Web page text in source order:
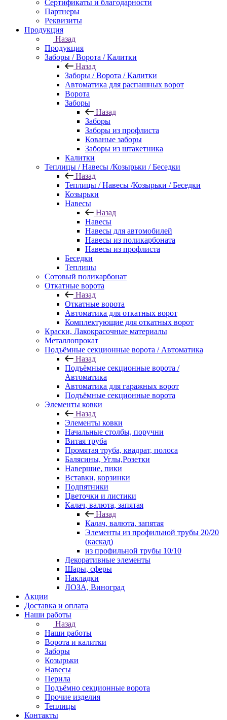
Сертификаты и благодарности
Партнеры
Реквизиты
Продукция
Назад
Продукция
Заборы / Ворота / Калитки
Назад
Заборы / Ворота / Калитки
Автоматика для распашных ворот
Ворота
Заборы
Назад
Заборы
Заборы из профлиста
Кованые заборы
Заборы из штакетника
Калитки
Теплицы / Навесы /Козырьки / Беседки
Назад
Теплицы / Навесы /Козырьки / Беседки
Козырьки
Навесы
Назад
Навесы
Навесы для автомобилей
Навесы из поликарбоната
Навесы из профлиста
Беседки
Теплицы
Сотовый поликарбонат
Откатные ворота
Назад
Откатные ворота
Автоматика для откатных ворот
Комплектующие для откатных ворот
Краски, Лакокрасочные материалы
Металлопрокат
Подъёмные секционные ворота / Автоматика
Назад
Подъёмные секционные ворота /
Автоматика
Автоматика для гаражных ворот
Подъёмные секционные ворота
Элементы ковки
Назад
Элементы ковки
Начальные столбы, поручни
Витая труба
Промятая труба, квадрат, полоса
Балясины, Углы,Розетки
Навершие, пики
Вставки, корзинки
Подпятники
Цветочки и листики
Калач, валюта, запятая
Назад
Калач, валюта, запятая
Элементы из профильной трубы 20/20
(каскад)
из профильной трубы 10/10
Декоративные элементы
Шары, сферы
Накладки
ЛОЗА, Виноград
Акции
Доставка и оплата
Наши работы
Назад
Наши работы
Ворота и калитки
Заборы
Козырьки
Навесы
Перила
Подъёмно секционные ворота
Прочие изделия
Теплицы
Контакты